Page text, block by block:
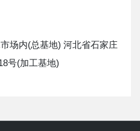
场内(总基地) 河北省石家庄
号(加工基地)